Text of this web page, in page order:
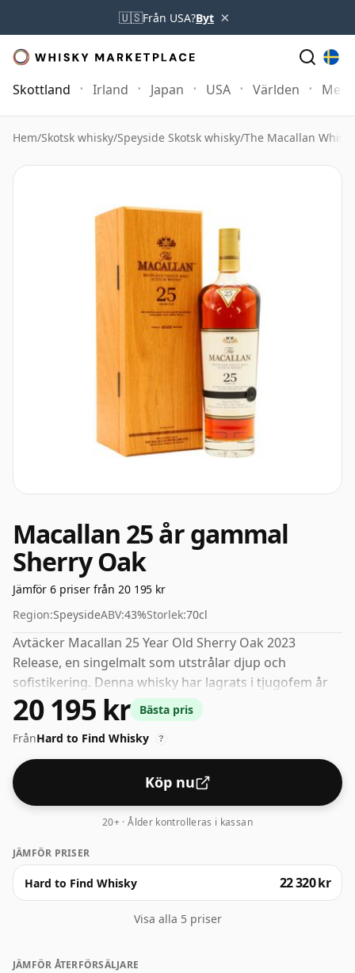
🇺🇸Från USA?Byt ×
Skottland Irland Japan USA Världen Mer
Hem/Skotsk whisky/Speyside Skotsk whisky/The Macallan Whisky
Macallan 25 år gammal
Sherry Oak
Jämför 6 priser från 20 195 kr
Region:SpeysideABV:43%Storlek:70cl
Avtäcker Macallan 25 Year Old Sherry Oak 2023
Release, en singelmalt som utstrålar djup och
sofistikering. Denna whisky har lagrats i tjugofem år
på sherryfat och välkomnar sinnena med uppiggande
aromer av apelsin, mjölkchoklad, russin och rostad ek.
Smaken nystas upp med komplexiteten hos
kristalliserad ingefära, mandel, som kulminerar i en
smak av överseende stuvad frukt.
20 195 kr
Bästa pris
FrånHard to Find Whisky ?
Köp nu
20+ · Ålder kontrolleras i kassan
JÄMFÖR PRISER
Hard to Find Whisky 22 320 kr
Visa alla 5 priser
JÄMFÖR ÅTERFÖRSÄLJARE